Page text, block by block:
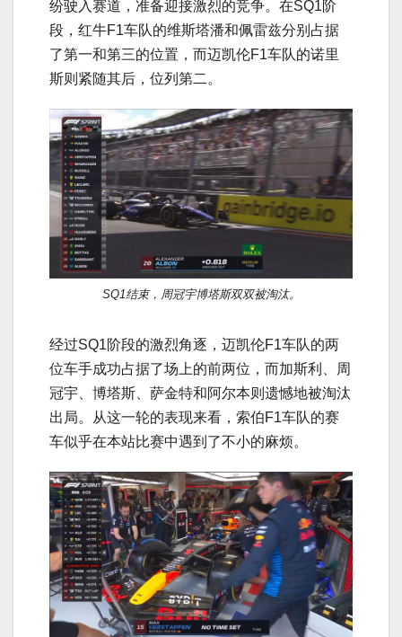
纷驶入赛道，准备迎接激烈的竞争。在SQ1阶
段，红牛F1车队的维斯塔潘和佩雷兹分别占据
了第一和第三的位置，而迈凯伦F1车队的诺里
斯则紧随其后，位列第二。
SQ1结束，周冠宇博塔斯双双被淘汰。
经过SQ1阶段的激烈角逐，迈凯伦F1车队的两
位车手成功占据了场上的前两位，而加斯利、周
冠宇、博塔斯、萨金特和阿尔本则遗憾地被淘汰
出局。从这一轮的表现来看，索伯F1车队的赛
车似乎在本站比赛中遇到了不小的麻烦。